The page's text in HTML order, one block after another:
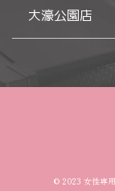
大濠公園店
© 2023 女性専